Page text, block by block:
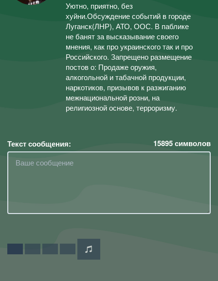
Уютно, приятно, без
хуйни.Обсуждение событий в городе
Луганск(ЛНР), АТО, ООС. В паблике
не банят за высказывание своего
мнения, как про украинского так и про
Российского. Запрещено размещение
постов о: Продаже оружия,
алкогольной и табачной продукции,
наркотиков, призывов к разжиганию
межнациональной розни, на
религиозной основе, терроризму.
Текст сообщения: 15895символов